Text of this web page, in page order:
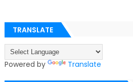
TRANSLATE
Powered by Translate